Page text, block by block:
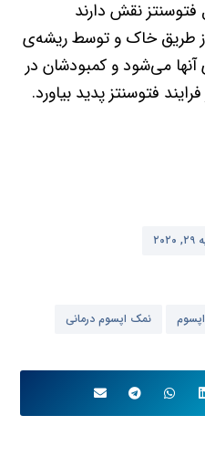
نقش دارند
طریق خاک و توسط ریشه‌ی
می‌شود و کمبودشان در
فتوسنتز پدید بیاورد.
نمک اپسوم درمانی